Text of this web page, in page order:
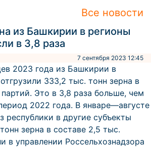
Все новости
из Башкирии в регионы
в 3,8 раза
7 сентября 2023 12:45
2023 года из Башкирии в
333,2 тыс. тонн зерна в
Это в 3,8 раза больше, чем
2022 года. В январе—августе
республики в другие субъекты
зерна в составе 2,5 тыс.
в управлении Россельхознадзора